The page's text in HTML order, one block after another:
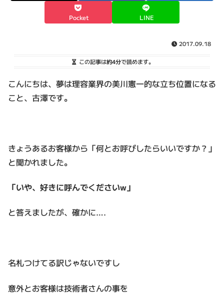
Pocket LINE
2017.09.18
この記事は約4分で読めます。
こんにちは、夢は理容業界の美川憲一的な立ち位置になる
こと、古澤です。
きょうあるお客様から「何とお呼びしたらいいですか？」
と聞かれました。
「いや、好きに呼んでくださいw」
と答えましたが、確かに….
名札つけてる訳じゃないですし
意外とお客様は技術者さんの事を